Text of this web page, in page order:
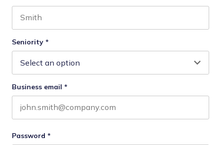
Seniority *
Business email *
Password *